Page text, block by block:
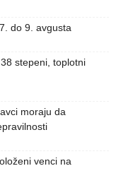
do 9. avgusta
stepeni, toplotni
moraju da
venci na